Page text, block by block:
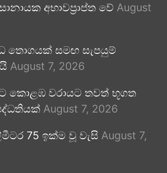
අභාවප්‍රාප්ත වේ August
තොගයක් සමඟ සැපයුම්
August 7, 2026
කොළඹ වරායට තවත් භූගත
August 7, 2026
75 ඉක්ම වූ වැසි August 7,